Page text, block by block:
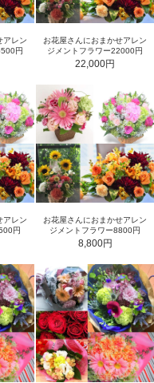
アレン
円
お花屋さんにおまかせアレン
ジメントフラワー22000円
22,000円
アレン
円
お花屋さんにおまかせアレン
ジメントフラワー8800円
8,800円